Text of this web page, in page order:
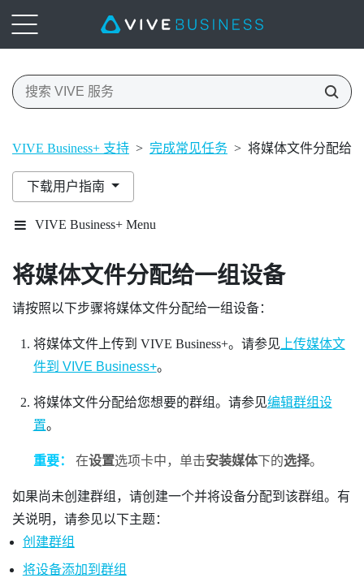
VIVE Business+ 支持 > 完成常见任务 > 将媒体文件分配给
下载用户指南
VIVE Business+ Menu
将媒体文件分配给一组设备
请按照以下步骤将媒体文件分配给一组设备：
将媒体文件上传到 VIVE Business+。请参见 上传媒体文
件到 VIVE Business+。
将媒体文件分配给您想要的群组。请参见编辑群组设
置。
重要： 在设置选项卡中，单击安装媒体下的选择。
如果尚未创建群组，请创建一个并将设备分配到该群组。有
关说明，请参见以下主题：
创建群组
将设备添加到群组